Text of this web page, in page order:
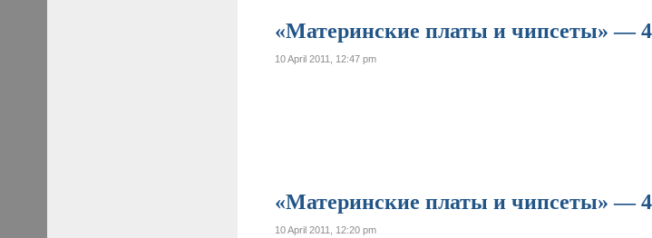
«Материнские платы и чипсеты» —
10 April 2011, 12:47 pm
«Материнские платы и чипсеты» —
10 April 2011, 12:20 pm